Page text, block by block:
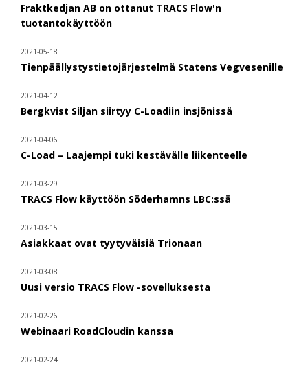
Fraktkedjan AB on ottanut TRACS Flow'n
tuotantokäyttöön
2021-05-18
Tienpäällystystietojärjestelmä Statens Vegvesenille
2021-04-12
Bergkvist Siljan siirtyy C-Loadiin insjönissä
2021-04-06
C-Load – Laajempi tuki kestävälle liikenteelle
2021-03-29
TRACS Flow käyttöön Söderhamns LBC:ssä
2021-03-15
Asiakkaat ovat tyytyväisiä Trionaan
2021-03-08
Uusi versio TRACS Flow -sovelluksesta
2021-02-26
Webinaari RoadCloudin kanssa
2021-02-24